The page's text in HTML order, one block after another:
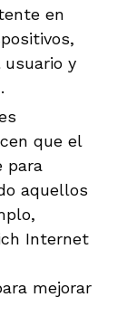
en
usuario y
que el
para
aquellos
Internet
mejorar